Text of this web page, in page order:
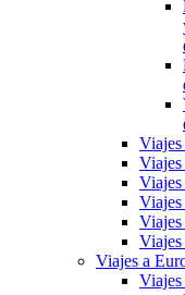
Viajes
Viajes
Viajes
Viajes
Viajes
Viajes a
Viajes